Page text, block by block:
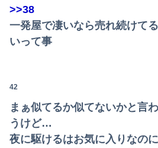
>>38
一発屋で凄いなら売れ続けて
いって事
42
まぁ似てるか似てないかと言
うけど…
夜に駆けるはお気に入りなの